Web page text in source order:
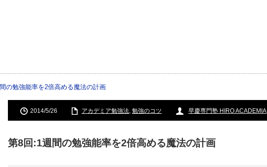
の勉強能率を2倍高める魔法の計画
2014/5/26 アカデミア勉強法, 勉強のコツ 早慶専門塾 HIRO ACADEMIA
第8回:1週間の勉強能率を2倍高める魔法の計画